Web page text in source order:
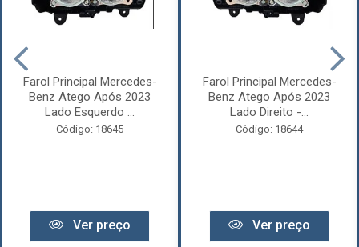
Farol Principal Mercedes-
Benz Atego Após 2023
Lado Esquerdo ...
Código: 18645
Ver preço
Farol Principal Mercedes-
Benz Atego Após 2023
Lado Direito -...
Código: 18644
Ver preço